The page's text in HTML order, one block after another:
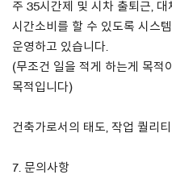
주 35시간제 및 시차 출퇴근,
시간소비를 할 수 있도록 시스
운영하고 있습니다.
(무조건 일을 적게 하는게 목적
목적입니다)
건축가로서의 태도, 작업 퀄리
7. 문의사항